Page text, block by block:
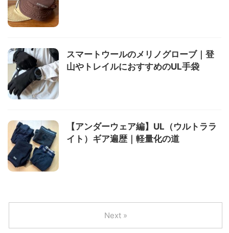
スマートウールのメリノグローブ｜登
山やトレイルにおすすめのUL手袋
【アンダーウェア編】UL（ウルトララ
イト）ギア遍歴｜軽量化の道
Next »